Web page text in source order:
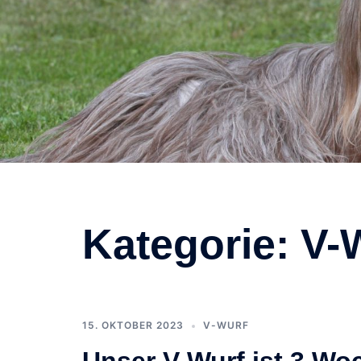
Kategorie: V-
15. OKTOBER 2023 V-WURF